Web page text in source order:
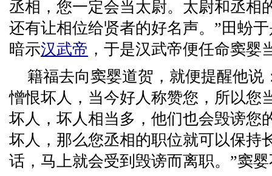
丞相，您一定会当太尉。太尉和丞相
还有让相位给贤者的好名声。”田蚡
暗示汉武帝 ，于是汉武帝便任命窦婴
籍福去向窦婴道贺，就便提醒他说
憎恨坏人，当今好人称赞您，所以您
坏人，坏人相当多，他们也会毁谤您
坏人，那么您丞相的职位就可以保持
话，马上就会受到毁谤而离职。”窦